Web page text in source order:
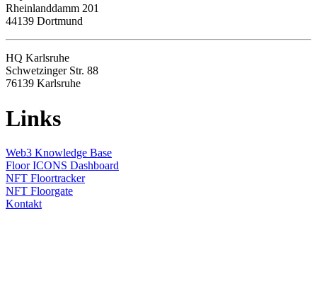
Rheinlanddamm 201
44139 Dortmund
HQ Karlsruhe
Schwetzinger Str. 88
76139 Karlsruhe
Links
Web3 Knowledge Base
Floor ICONS Dashboard
NFT Floortracker
NFT Floorgate
Kontakt